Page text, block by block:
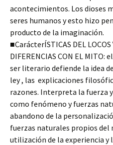
acontecimientos. Los dioses
seres humanos y esto hizo
producto de la imaginación.
■CarácterÍSTICAS DEL LOCOS
DIFERENCIAS CON EL MITO:
ser literario defiende la idea
ley , las explicaciones
razones. Interpreta la fuerza
como fenómeno y fuerzas
abandono de la
fuerzas naturales propios del
utilización de la experiencia